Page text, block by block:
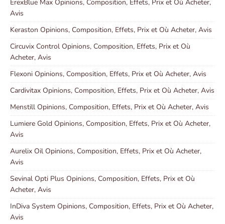
ErexBlue Max Opinions, Composition, Effets, Prix et Où Acheter,
Avis
Keraston Opinions, Composition, Effets, Prix et Où Acheter, Avis
Circuvix Control Opinions, Composition, Effets, Prix et Où
Acheter, Avis
Flexoni Opinions, Composition, Effets, Prix et Où Acheter, Avis
Cardivitax Opinions, Composition, Effets, Prix et Où Acheter, Avis
Menstill Opinions, Composition, Effets, Prix et Où Acheter, Avis
Lumiere Gold Opinions, Composition, Effets, Prix et Où Acheter,
Avis
Aurelix Oil Opinions, Composition, Effets, Prix et Où Acheter,
Avis
Sevinal Opti Plus Opinions, Composition, Effets, Prix et Où
Acheter, Avis
InDiva System Opinions, Composition, Effets, Prix et Où Acheter,
Avis